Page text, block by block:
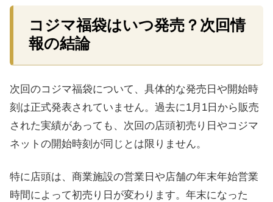
コジマ福袋はいつ発売？次回情
報の結論
次回のコジマ福袋について、具体的な発売日や開始時
刻は正式発表されていません。過去に1月1日から販売
された実績があっても、次回の店頭初売り日やコジマ
ネットの開始時刻が同じとは限りません。
特に店頭は、商業施設の営業日や店舗の年末年始営業
時間によって初売り日が変わります。年末になった